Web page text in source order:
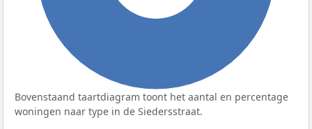
Bovenstaand taartdiagram toont het aantal en percentage
woningen naar type in de Siedersstraat.